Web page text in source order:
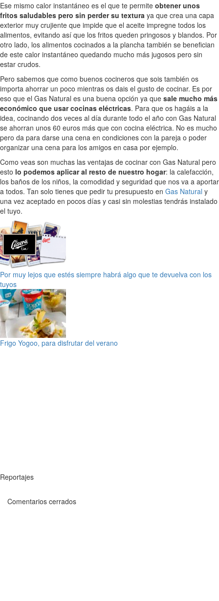
Ese mismo calor instantáneo es el que te permite obtener unos
fritos saludables pero sin perder su textura ya que crea una capa
exterior muy crujiente que impide que el aceite impregne todos los
alimentos, evitando así que los fritos queden pringosos y blandos. Por
otro lado, los alimentos cocinados a la plancha también se benefician
de este calor instantáneo quedando mucho más jugosos pero sin
estar crudos.
Pero sabemos que como buenos cocineros que sois también os
importa ahorrar un poco mientras os dais el gusto de cocinar. Es por
eso que el Gas Natural es una buena opción ya que sale mucho más
económico que usar cocinas eléctricas. Para que os hagáis a la
idea, cocinando dos veces al día durante todo el año con Gas Natural
se ahorran unos 60 euros más que con cocina eléctrica. No es mucho
pero da para darse una cena en condiciones con la pareja o poder
organizar una cena para los amigos en casa por ejemplo.
Como veas son muchas las ventajas de cocinar con Gas Natural pero
esto lo podemos aplicar al resto de nuestro hogar: la calefacción,
los baños de los niños, la comodidad y seguridad que nos va a aportar
a todos. Tan solo tienes que pedir tu presupuesto en Gas Natural y
una vez aceptado en pocos días y casi sin molestias tendrás instalado
el tuyo.
Por muy lejos que estés siempre habrá algo que te devuelva con los
tuyos
Frigo Yogoo, para disfrutar del verano
Reportajes
Comentarios cerrados